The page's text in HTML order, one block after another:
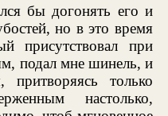
бы догонять его и
но в это время
присутствовал при
подал мне шинель, и
притворяясь только
настолько,